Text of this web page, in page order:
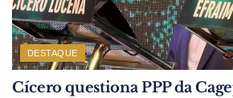
DESTAQUE
Cícero questiona PPP da